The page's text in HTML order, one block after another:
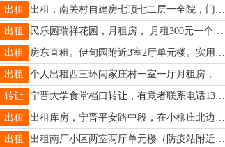
出租 出租：南关村自建房七顶七二层一全院，门口可停车，可做培训班，小型加工，办公，住宿等，有壁挂炉空调，电话{13831936444}
出租 民乐园瑞祥花园，月租房， 月租300元一个月，宽敞明亮，干净整洁，有无线网，空调，沙发，双人床，洗浴，洗衣机，集体供暖，随时看房，拎包入住， 电话，15094468537，微信同号
出租 房东直租。伊甸园附近3室2厅单元楼。实用面积140平。天然气入户。壁挂炉地暖。内外墙保温。南北通透全天采光。家具家电齐全。停车方便无物业费15833667287
出租 个人出租西三环闫家庄村一室一厅月租房，家具家电齐全，冬天地暖，夏天中央空调15833729177微信同号
转让 宁晋大学食堂档口转让，有意者联系电话13288711229
出租 出租库房，宁晋平安路中段，在小柳庄北边，800平方，年租4万，15131314468
出租 出租南厂小区两室两厅单元楼（防疫站附近），可以短租，电话19948095533